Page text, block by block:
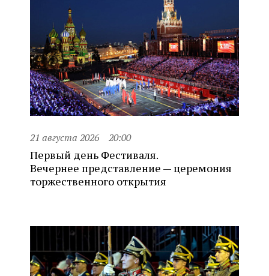
21 августа 2026 20:00
Первый день Фестиваля.
Вечернее представление — церемония
торжественного открытия